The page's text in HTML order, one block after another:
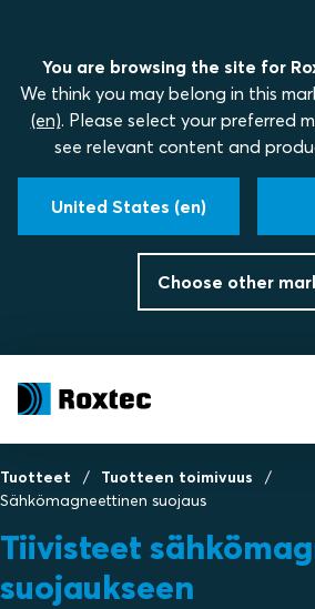
You are browsing the site for
We think you may belong in this
(en). Please select your preferred
see relevant content and
United States (en)
Choose other
Tuotteet
Tuotteen toimivuus
Sähkömagneettinen suojaus
Tiivisteet
suojaukseen